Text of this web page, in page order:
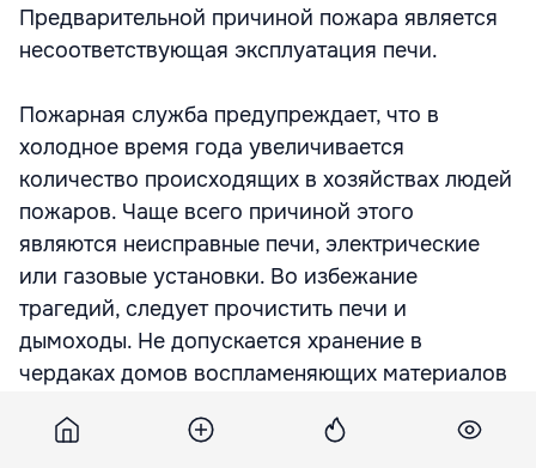
Предварительной причиной пожара является
несоответствующая эксплуатация печи.
Пожарная служба предупреждает, что в
холодное время года увеличивается
количество происходящих в хозяйствах людей
пожаров. Чаще всего причиной этого
являются неисправные печи, электрические
или газовые установки. Во избежание
трагедий, следует прочистить печи и
дымоходы. Не допускается хранение в
чердаках домов воспламеняющих материалов
Запрещается также использование